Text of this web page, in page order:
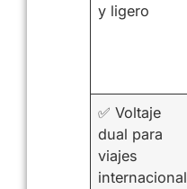
y ligero
✅ Voltaje
dual para
viajes
internacional